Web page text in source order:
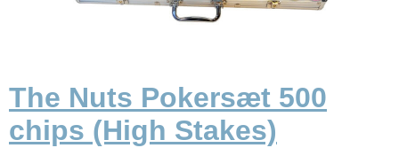
The Nuts Pokersæt 500
chips (High Stakes)